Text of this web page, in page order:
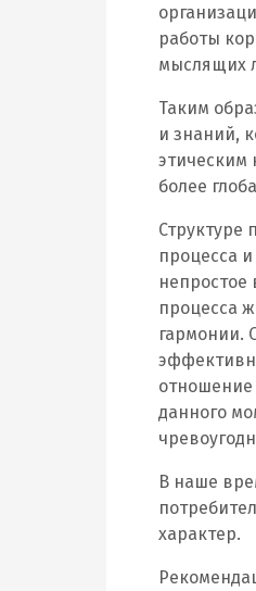
работы
мыслящих
Таким
и знаний,
этическим
более
Структуре
процесса
непростое
процесса
гармонии.
отношение
данного
В наше
характер.